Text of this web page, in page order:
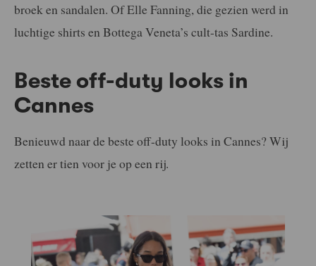
broek en sandalen. Of Elle Fanning, die gezien werd in
luchtige shirts en Bottega Veneta’s cult-tas Sardine.
Beste off-duty looks in
Cannes
Benieuwd naar de beste off-duty looks in Cannes? Wij
zetten er tien voor je op een rij.